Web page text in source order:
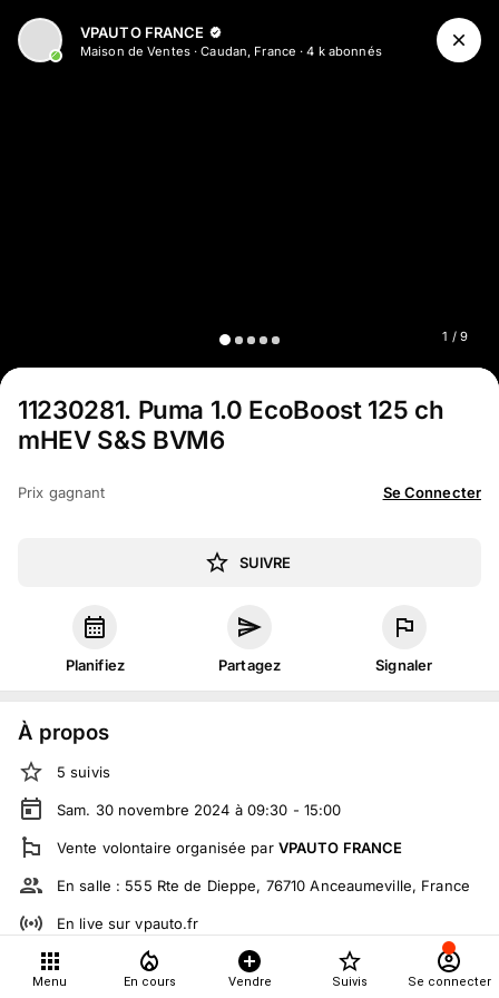
1 / 9
VPAUTO FRANCE
Maison de Ventes·Caudan, France ·4 kabonnés
11230281. Puma 1.0 EcoBoost 125 ch
mHEV S&S BVM6
Prix gagnant Se Connecter
SUIVRE
Planifiez Partagez Signaler
À propos
5 suivis
Sam. 30 novembre 2024 à 09:30 - 15:00
Vente volontaire organisée par VPAUTO FRANCE
En salle : 555 Rte de Dieppe, 76710 Anceaumeville, France
En live survpauto.fr
Tout le monde peut participer
Menu En cours Vendre Suivis Se connecter